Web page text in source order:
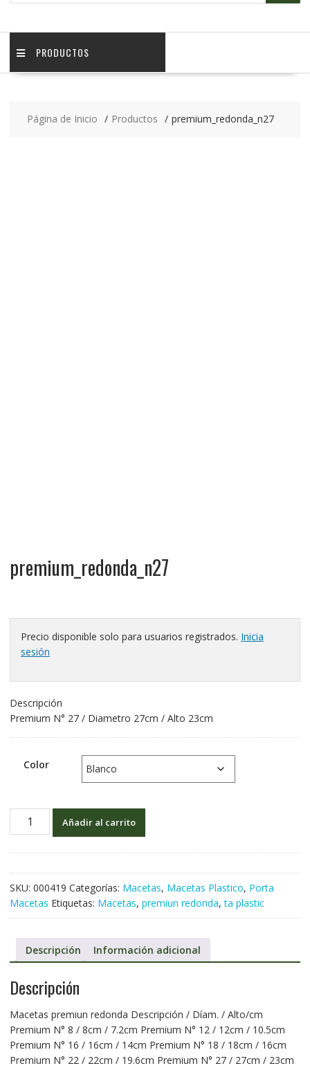
PRODUCTOS
Página de Inicio Productos premium_redonda_n27
premium_redonda_n27
Precio disponible solo para usuarios registrados. Inicia
sesión
Descripción
Premium N° 27 / Diametro 27cm / Alto 23cm
Color
Añadir al carrito
SKU: 000419 Categorías: Macetas, Macetas Plastico, Porta
Macetas Etiquetas: Macetas, premiun redonda,ta plastic
Descripción Información adicional
Descripción
Macetas premiun redonda Descripción / Díam. / Alto/cm
Premium N° 8 / 8cm / 7.2cm Premium N° 12 / 12cm / 10.5cm
Premium N° 16 / 16cm / 14cm Premium N° 18 / 18cm / 16cm
Premium N° 22 / 22cm / 19.6cm Premium N° 27 / 27cm / 23cm